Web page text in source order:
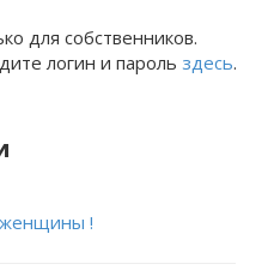
для собственников.
логин и пароль здесь.
женщины !